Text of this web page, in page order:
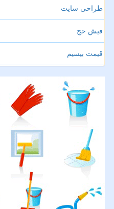
طراحی سایت
فیش حج
قیمت بیسیم